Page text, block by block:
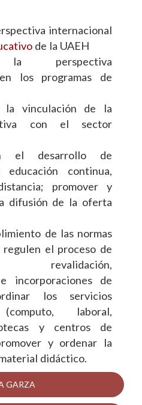
internacional
de la UAEH
la perspectiva
los programas de
la vinculación de la
con el sector
el desarrollo de
educación continua,
promover y
difusión de la oferta
de las normas
el proceso de
revalidación,
incorporaciones de
los servicios
laboral,
y centros de
y ordenar la
didáctico.
GARZA